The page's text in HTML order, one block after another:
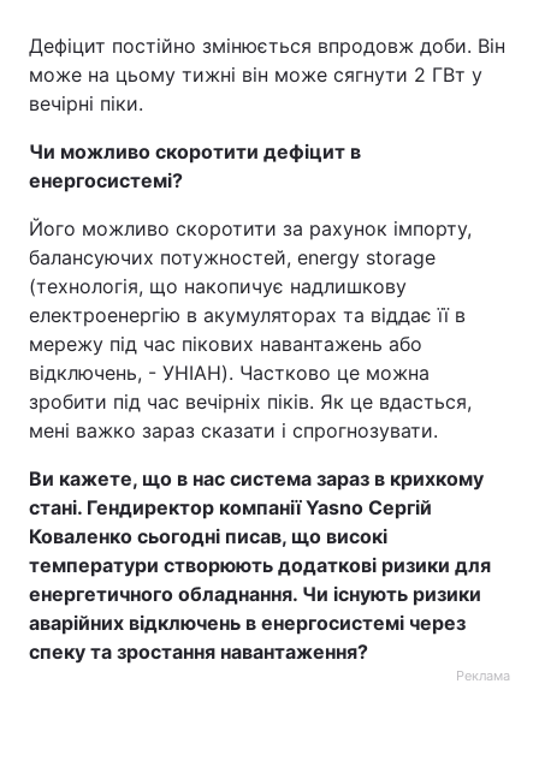
Дефіцит постійно змінюється впродовж доби. Він
може на цьому тижні він може сягнути 2 ГВт у
вечірні піки.
Чи можливо скоротити дефіцит в
енергосистемі?
Його можливо скоротити за рахунок імпорту,
балансуючих потужностей, energy storage
(технологія, що накопичує надлишкову
електроенергію в акумуляторах та віддає її в
мережу під час пікових навантажень або
відключень, - УНІАН). Частково це можна
зробити під час вечірніх піків. Як це вдасться,
мені важко зараз сказати і спрогнозувати.
Ви кажете, що в нас система зараз в крихкому
стані. Гендиректор компанії Yasno Сергій
Коваленко сьогодні писав, що високі
температури створюють додаткові ризики для
енергетичного обладнання. Чи існують ризики
аварійних відключень в енергосистемі через
спеку та зростання навантаження?
Реклама